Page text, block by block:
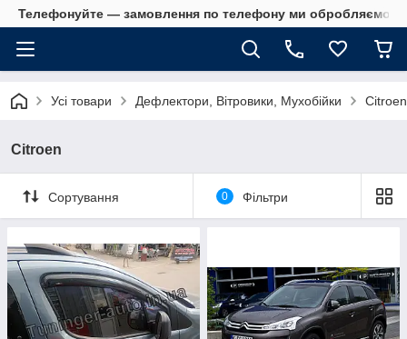
Телефонуйте — замовлення по телефону ми обробляємо в
Усі товари Дефлектори, Вітровики, Мухобійки Citroen
Citroen
Сортування 0 Фільтри